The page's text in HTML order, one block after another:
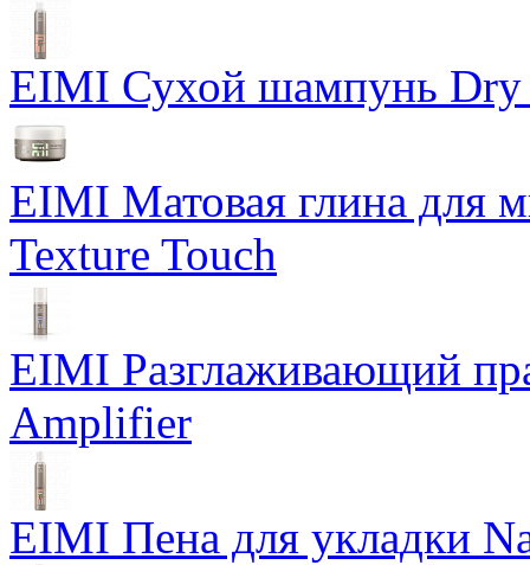
EIMI Сухой шампунь Dry
EIMI Матовая глина для
Texture Touch
EIMI Разглаживающий
Amplifier
EIMI Пена для укладки